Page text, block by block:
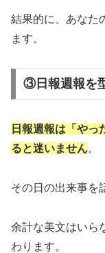
結果的に、あなた
ます。
③日報週報を
日報週報は「やっ
ると迷いません。
その日の出来事を
余計な美文はいら
わります。